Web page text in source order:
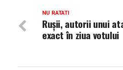
NU RATATI
Rușii, autorii unui
exact în ziua votului